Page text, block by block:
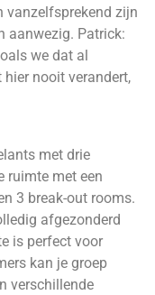
vanzelfsprekend zijn
aanwezig. Patrick:
we dat al
nooit verandert,
met drie
ruimte met een
3 break-out rooms.
afgezonderd
is perfect voor
kan je groep
verschillende